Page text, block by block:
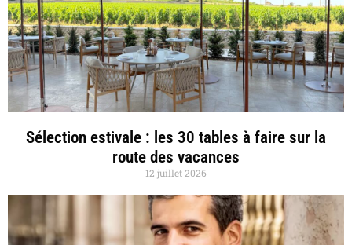
Sélection estivale : les 30 tables à faire sur la
route des vacances
12 juillet 2026